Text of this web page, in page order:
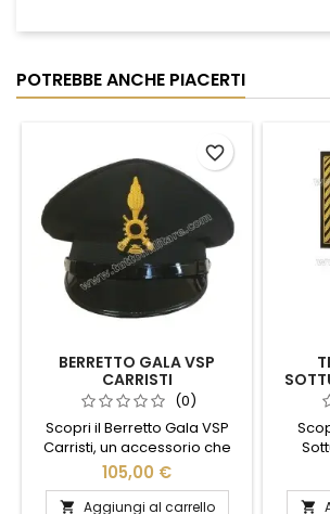
POTREBBE ANCHE PIACERTI
BERRETTO GALA VSP
CARRISTI
(0)
Scopri il Berretto Gala VSP
Carristi, un accessorio che
unisce eleganza e tradizione
militare. Realizzato con
materiali di alta qualità,
105,00 €
 Aggiungi al carrello
favorite_border
